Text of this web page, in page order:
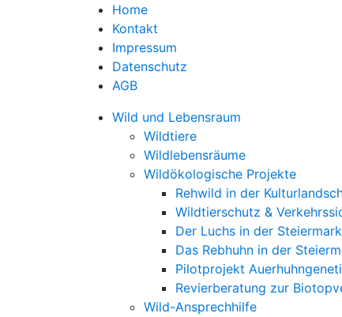
Home
Kontakt
Impressum
Datenschutz
AGB
Wild und Lebensraum
Wildtiere
Wildlebensräume
Wildökologische Projekte
Rehwild in der
Wildtierschutz &
Der Luchs in der Steiermark
Das Rebhuhn in der
Pilotprojekt
Revierberatung zur
Wild-Ansprechhilfe